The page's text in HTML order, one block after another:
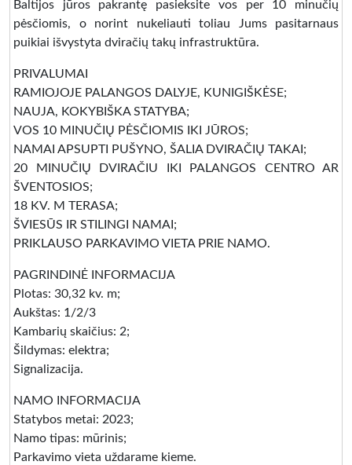
Baltijos jūros pakrantę pasieksite vos per 10 minučių
pėsčiomis, o norint nukeliauti toliau Jums pasitarnaus
puikiai išvystyta dviračių takų infrastruktūra.
PRIVALUMAI
RAMIOJOJE PALANGOS DALYJE, KUNIGIŠKĖSE;
NAUJA, KOKYBIŠKA STATYBA;
VOS 10 MINUČIŲ PĖSČIOMIS IKI JŪROS;
NAMAI APSUPTI PUŠYNO, ŠALIA DVIRAČIŲ TAKAI;
20 MINUČIŲ DVIRAČIU IKI PALANGOS CENTRO AR
ŠVENTOSIOS;
18 KV. M TERASA;
ŠVIESŪS IR STILINGI NAMAI;
PRIKLAUSO PARKAVIMO VIETA PRIE NAMO.
PAGRINDINĖ INFORMACIJA
Plotas: 30,32 kv. m;
Aukštas: 1/2/3
Kambarių skaičius: 2;
Šildymas: elektra;
Signalizacija.
NAMO INFORMACIJA
Statybos metai: 2023;
Namo tipas: mūrinis;
Parkavimo vieta uždarame kieme.